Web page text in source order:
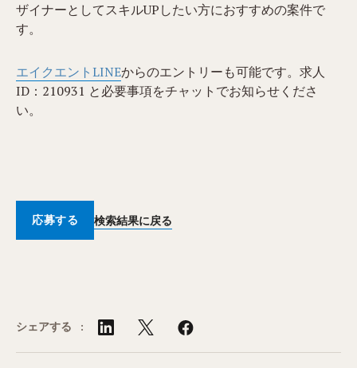
ザイナーとしてスキルUPしたい方におすすめの案件で
す。
エイクエントLINEからのエントリーも可能です。求人
ID：210931​ と必要事項をチャットでお知らせくださ
い。
応募する 検索結果に戻る
シェアする :